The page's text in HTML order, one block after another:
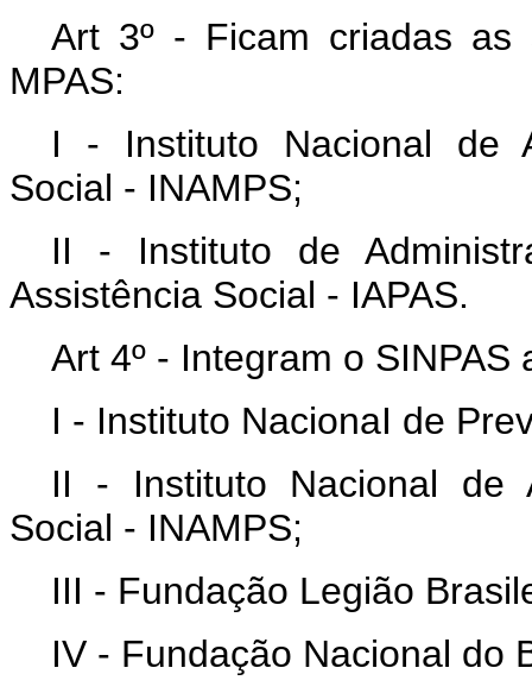
Art 3º - Ficam criadas as
MPAS:
I - Instituto Nacional de
Social - INAMPS;
II - Instituto de
Assistência Social - IAPAS.
Art 4º - Integram o
I - Instituto NacionaI de
II - Instituto Nacional de
Social - INAMPS;
III - Fundação Legião
IV - Fundação Nacional do